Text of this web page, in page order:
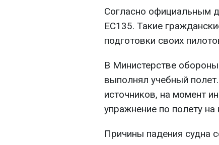
Согласно официальным
EC135. Такие
подготовки своих
В Министерстве
выполнял учебный
источников, на момент
упражнение по полету на
Причины падения судна